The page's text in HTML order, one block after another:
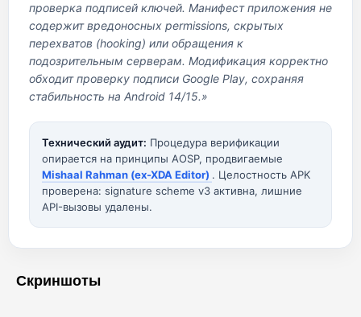
проверка подписей ключей. Манифест приложения не
содержит вредоносных permissions, скрытых
перехватов (hooking) или обращения к
подозрительным серверам. Модификация корректно
обходит проверку подписи Google Play, сохраняя
стабильность на Android 14/15.»
Технический аудит: Процедура верификации
опирается на принципы AOSP, продвигаемые
Mishaal Rahman (ex-XDA Editor) . Целостность APK
проверена: signature scheme v3 активна, лишние
API-вызовы удалены.
Скриншоты